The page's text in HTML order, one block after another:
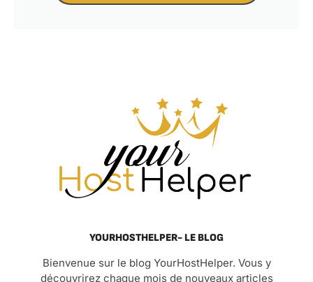
YOURHOSTHELPER- LE BLOG
Bienvenue sur le blog YourHostHelper. Vous y
découvrirez chaque mois de nouveaux articles